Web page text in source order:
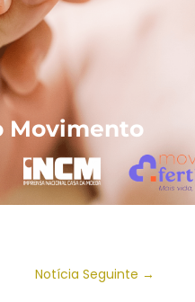
Movimento
Notícia Seguinte →